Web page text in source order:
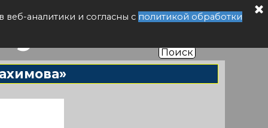
аналитики и согласны с политикой обработки
РФПоиск